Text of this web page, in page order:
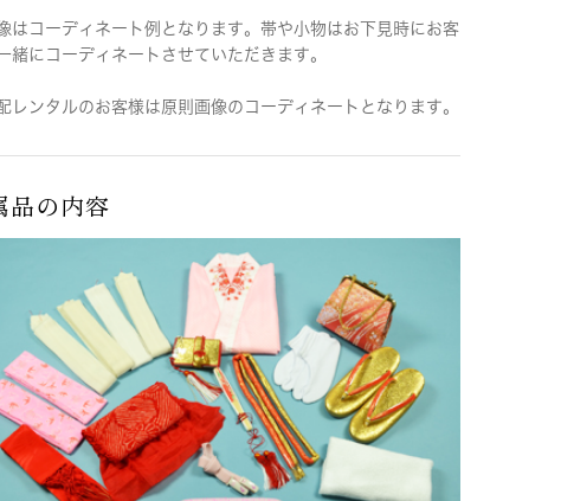
はコーディネート例となります。帯や小物はお下見時にお客
緒にコーディネートさせていただきます。
レンタルのお客様は原則画像のコーディネートとなります。
品の内容